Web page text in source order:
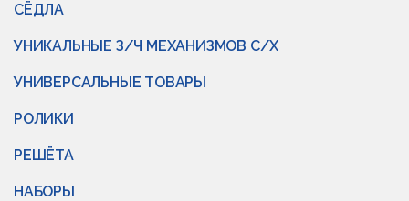
СЁДЛА
УНИКАЛЬНЫЕ З/Ч МЕХАНИЗМОВ С/Х
УНИВЕРСАЛЬНЫЕ ТОВАРЫ
РОЛИКИ
РЕШЁТА
НАБОРЫ